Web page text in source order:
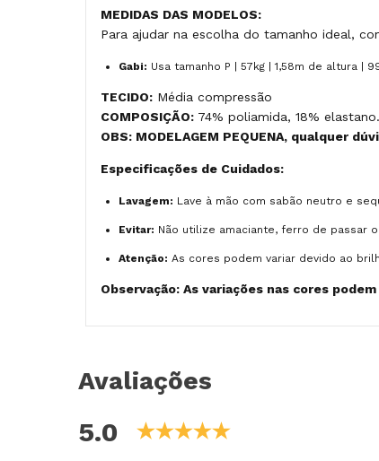
MEDIDAS DAS MODELOS:
Para ajudar na escolha do tamanho ideal,
Gabi: Usa tamanho P | 57kg | 1,58m de altura |
TECIDO: Média compressão
COMPOSIÇÃO: 74% poliamida, 18%
OBS: MODELAGEM PEQUENA, qualquer
Especificações de Cuidados:
Lavagem: Lave à mão com sabão neutro e
Evitar: Não utilize amaciante, ferro de passar
Atenção: As cores podem variar devido ao
Observação: As variações nas cores
Avaliações
5.0